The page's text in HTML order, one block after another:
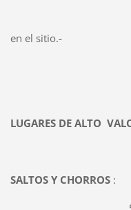
Sur, de
en el sitio.-
LUGARES DE ALTO
SALTOS Y CHORROS: